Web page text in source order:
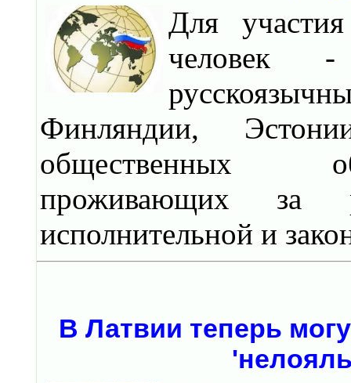
Для
человек -
Финляндии,
общественных
проживающих за
исполнительной и
В Латвии теперь